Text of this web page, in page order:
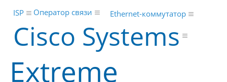
Extreme
Cisco Systems
Ethernet-коммутатор
Оператор связи
ISP